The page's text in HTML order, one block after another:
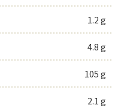
1.2 g
4.8 g
105 g
2.1 g